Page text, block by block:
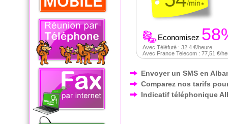
Economisez
Avec Téléfuté : 32.4 €/heure
Avec France Telecom : 77,51 €/
Envoyer un SMS en
Comparez nos tarifs
Indicatif téléphonique